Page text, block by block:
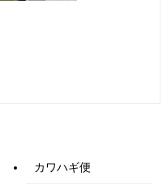
カワハギ便